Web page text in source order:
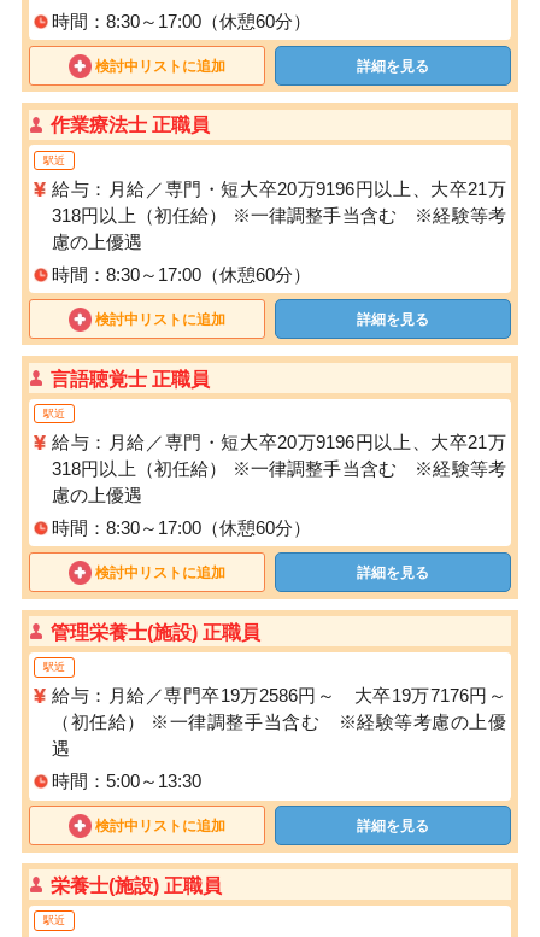
時間：8:30～17:00（休憩60分）
検討中リストに追加 詳細を見る
作業療法士 正職員
駅近
給与：月給／専門・短大卒20万9196円以上、大卒21万
318円以上（初任給） ※一律調整手当含む ※経験等考
慮の上優遇
時間：8:30～17:00（休憩60分）
検討中リストに追加 詳細を見る
言語聴覚士 正職員
駅近
給与：月給／専門・短大卒20万9196円以上、大卒21万
318円以上（初任給） ※一律調整手当含む ※経験等考
慮の上優遇
時間：8:30～17:00（休憩60分）
検討中リストに追加 詳細を見る
管理栄養士(施設) 正職員
駅近
給与：月給／専門卒19万2586円～ 大卒19万7176円～
（初任給） ※一律調整手当含む ※経験等考慮の上優
遇
時間：5:00～13:30
検討中リストに追加 詳細を見る
栄養士(施設) 正職員
駅近